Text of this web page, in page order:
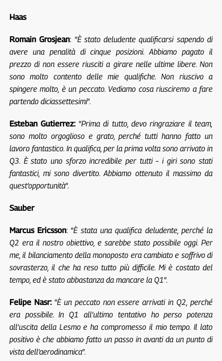
Haas
Romain Grosjean: “È stato deludente qualificarsi sapendo di
avere una penalità di cinque posizioni. Abbiamo pagato il
prezzo di non essere riusciti a girare nelle ultime libere. Non
sono molto contento delle mie qualifiche. Non riuscivo a
spingere molto, è un peccato. Vediamo cosa riusciremo a fare
partendo diciassettesimi“.
Esteban Gutierrez:“Prima di tutto, devo ringraziare il team,
sono molto orgoglioso e grato, perché tutti hanno fatto un
lavoro fantastico. In qualifica, per la prima volta sono arrivato in
Q3. È stato uno sforzo incredibile per tutti – i giri sono stati
fantastici, mi sono divertito. Abbiamo ottenuto il massimo da
quest’opportunità“.
Sauber
Marcus Ericsson: “È stata una qualifica deludente, perché la
Q2 era il nostro obiettivo, e sarebbe stato possibile oggi. Per
me, il bilanciamento della monoposto era cambiato e soffrivo di
sovrasterzo, il che ha reso tutto più difficile. Mi è costato del
tempo, ed è stato abbastanza da mancare la Q1“.
Felipe Nasr:“È un peccato non essere arrivati in Q2, perché
era possibile. In Q1 all’ultimo tentativo ho perso potenza
all’uscita della Lesmo e ha compromesso il mio tempo. Il lato
positivo è che abbiamo fatto un passo in avanti da un punto di
vista dell’aerodinamica“.